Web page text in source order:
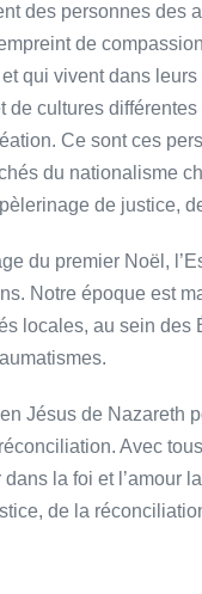
des personnes des
de
qui vivent dans
de cultures
Ce sont ces
du nationalisme
de justice,
du premier Noël,
Notre époque est
locales, au sein des
Jésus de Nazareth
Avec
la foi et l’amour
de la